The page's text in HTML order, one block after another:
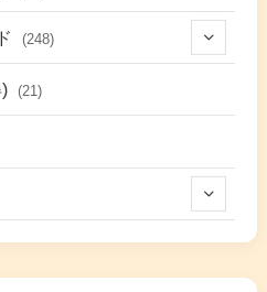
(248)
(21)